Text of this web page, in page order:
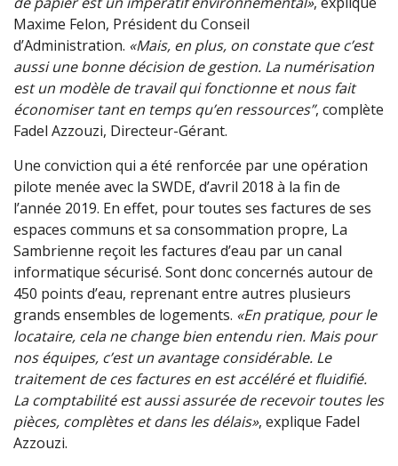
Maxime Felon, Président du Conseil
d’Administration. «Mais, en plus, on constate que c’est
aussi une bonne décision de gestion. La numérisation
est un modèle de travail qui fonctionne et nous fait
économiser tant en temps qu’en ressources”, complète
Fadel Azzouzi, Directeur-Gérant.
Une conviction qui a été renforcée par une opération
pilote menée avec la SWDE, d’avril 2018 à la fin de
l’année 2019. En effet, pour toutes ses factures de ses
espaces communs et sa consommation propre, La
Sambrienne reçoit les factures d’eau par un canal
informatique sécurisé. Sont donc concernés autour de
450 points d’eau, reprenant entre autres plusieurs
grands ensembles de logements. «En pratique, pour le
locataire, cela ne change bien entendu rien. Mais pour
nos équipes, c’est un avantage considérable. Le
traitement de ces factures en est accéléré et fluidifié.
La comptabilité est aussi assurée de recevoir toutes les
pièces, complètes et dans les délais», explique Fadel
Azzouzi.